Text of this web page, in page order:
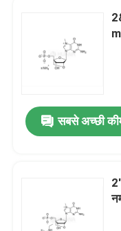
गुणवत्ता नियंत्रण
समाचार
फॉस्फोरामिडाइट्स
सबसे अच्छी